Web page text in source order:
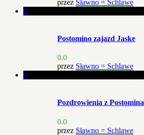
przez Sławno = Schlawe
0
Postomino zajazd Jaske
0.0
przez Sławno = Schlawe
0
Pozdrowienia z Postomina
0.0
przez Sławno = Schlawe